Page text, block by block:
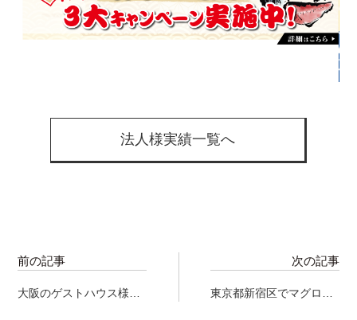
法人様実績一覧へ
前の記事
大阪のゲストハウス様で
次の記事
東京都新宿区でマグロ解